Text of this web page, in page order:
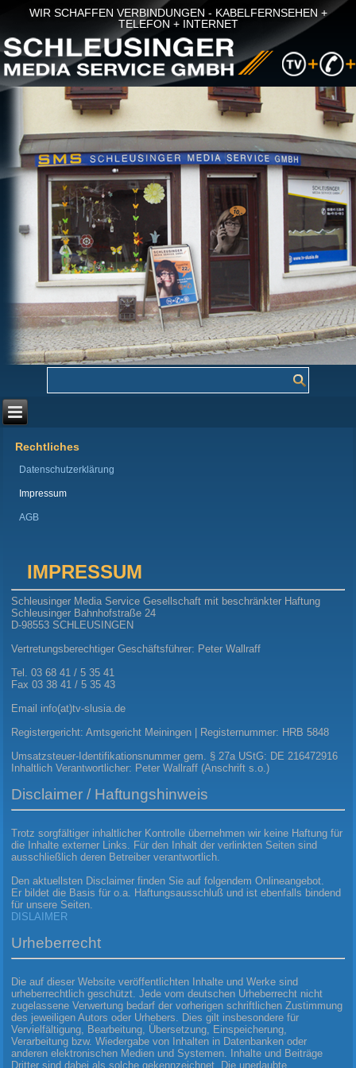
WIR SCHAFFEN VERBINDUNGEN - KABELFERNSEHEN +
TELEFON + INTERNET
Rechtliches
Datenschutzerklärung
Impressum
AGB
IMPRESSUM
Schleusinger Media Service Gesellschaft mit beschränkter Haftung
Schleusinger Bahnhofstraße 24
D-98553 SCHLEUSINGEN
Vertretungsberechtiger Geschäftsführer: Peter Wallraff
Tel. 03 68 41 / 5 35 41
Fax 03 38 41 / 5 35 43
Email info(at)tv-slusia.de
Registergericht: Amtsgericht Meiningen | Registernummer: HRB 5848
Umsatzsteuer-Identifikationsnummer gem. § 27a UStG: DE 216472916
Inhaltlich Verantwortlicher: Peter Wallraff (Anschrift s.o.)
Disclaimer / Haftungshinweis
Trotz sorgfältiger inhaltlicher Kontrolle übernehmen wir keine Haftung für
die Inhalte externer Links. Für den Inhalt der verlinkten Seiten sind
ausschließlich deren Betreiber verantwortlich.
Den aktuellsten Disclaimer finden Sie auf folgendem Onlineangebot.
Er bildet die Basis für o.a. Haftungsausschluß und ist ebenfalls bindend
für unsere Seiten.
DISLAIMER
Urheberrecht
Die auf dieser Website veröffentlichten Inhalte und Werke sind
urheberrechtlich geschützt. Jede vom deutschen Urheberrecht nicht
zugelassene Verwertung bedarf der vorherigen schriftlichen Zustimmung
des jeweiligen Autors oder Urhebers. Dies gilt insbesondere für
Vervielfältigung, Bearbeitung, Übersetzung, Einspeicherung,
Verarbeitung bzw. Wiedergabe von Inhalten in Datenbanken oder
anderen elektronischen Medien und Systemen. Inhalte und Beiträge
Dritter sind dabei als solche gekennzeichnet. Die unerlaubte